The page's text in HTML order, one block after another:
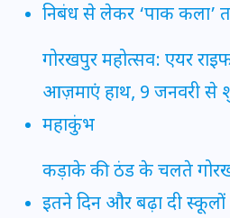
निबंध से लेकर ‘पाक कला’
गोरखपुर महोत्सव: एयर
आज़माएं हाथ, 9 जनवरी से
महाकुंभ
कड़ाके की ठंड के चलते
इतने दिन और बढ़ा दी स्कूलों